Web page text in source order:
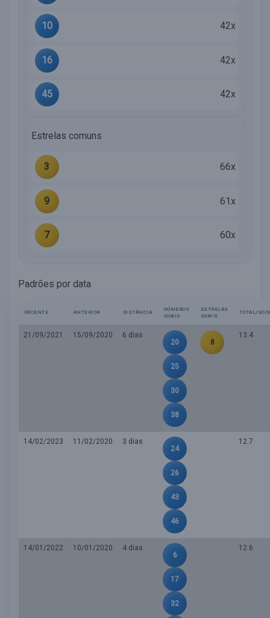
10 42x
16 42x
45 42x
Estrelas comuns
3 66x
9 61x
7 60x
Padrões por data
RECENTE ANTERIOR DISTÂNCIA
NÚMEROS
IGUAIS
ESTRELAS
IGUAIS
TOTAL/
21/09/2021 15/09/2020
6 dias
20
25
30
38
8
13.4
14/02/2023 11/02/2020
3 dias
24
26
43
46
12.7
14/01/2022 10/01/2020
4 dias
6
17
32
12.6